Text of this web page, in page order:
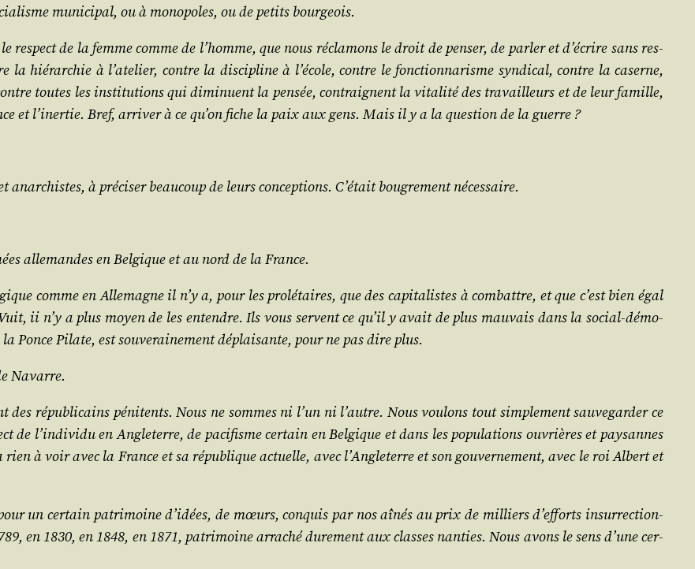
muni­ci­pal, ou à mono­poles, ou de petits bourgeois.
res­pect de la femme comme de l’homme, que nous récla­mons le droit de pen­ser, de par­ler et d’é­crire sans res­
la hié­rar­chie à l’a­te­lier, contre la dis­ci­pline à l’é­cole, contre le fonc­tion­na­risme syn­di­cal, contre la caserne,
toutes les ins­ti­tu­tions qui dimi­nuent la pen­sée, contraignent la vita­li­té des tra­vailleurs et de leur famille,
et l’i­ner­tie. Bref, arri­ver à ce qu’on fiche la paix aux gens. Mais il y a la ques­tion de la guerre ?
à pré­ci­ser beau­coup de leurs concep­tions. C’é­tait bou­gre­ment nécessaire.
alle­mandes en Bel­gique et au nord de la France.
comme en Alle­magne il n’y a, pour les pro­lé­taires, que des capi­ta­listes à com­battre, et que c’est bien égal
ii n’y a plus moyen de les entendre. Ils vous servent ce qu’il y avait de plus mau­vais dans la social-démo­
Ponce Pilate, est sou­ve­rai­ne­ment déplai­sante, pour ne pas dire plus.
Navarre.
des répu­bli­cains péni­tents. Nous ne sommes ni l’un ni l’autre. Nous vou­lons tout sim­ple­ment sau­ve­gar­der ce
de l’in­di­vi­du en Angle­terre, de paci­fisme cer­tain en Bel­gique et dans les popu­la­tions ouvrières et pay­sannes
rien à voir avec la France et sa répu­blique actuelle, avec l’An­gle­terre et son gou­ver­ne­ment, avec le roi Albert et
un cer­tain patri­moine d’i­dées, de mœurs, conquis par nos aînés au prix de mil­liers d’ef­forts insur­rec­tion­
en 1830, en 1848, en 1871, patri­moine arra­ché dure­ment aux classes nan­ties. Nous avons le sens d’une cer­